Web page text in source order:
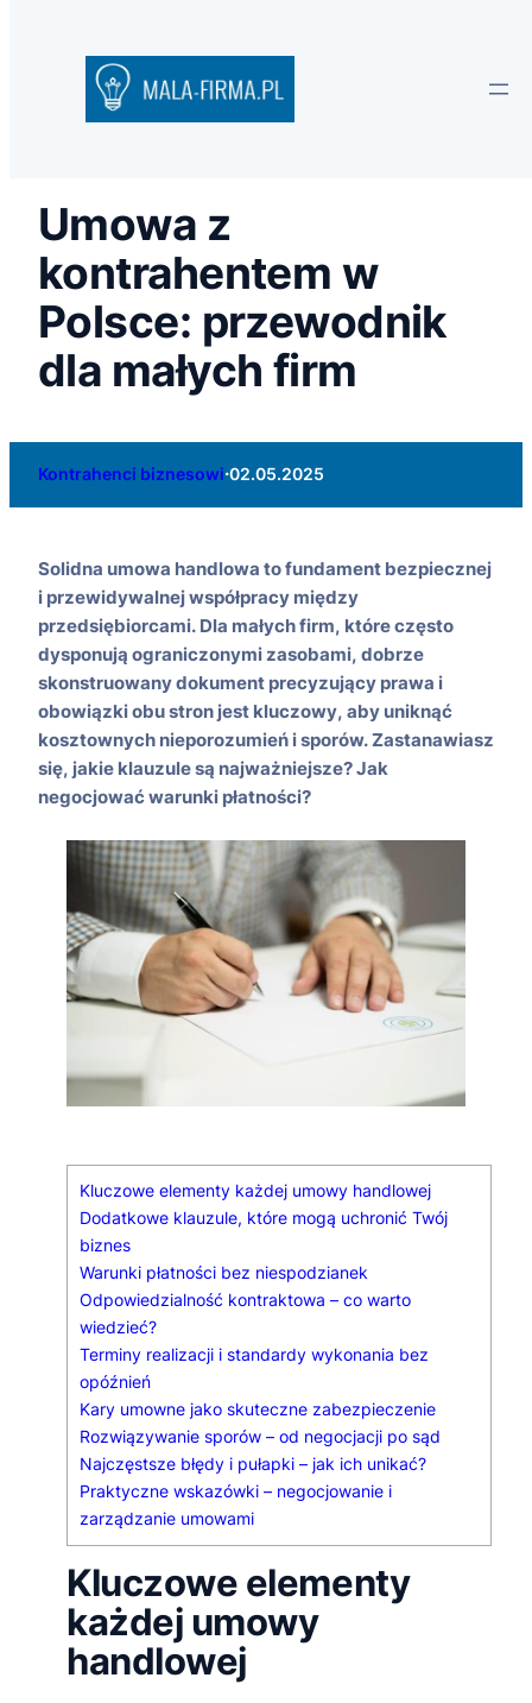
Umowa z
kontrahentem w
Polsce: przewodnik
dla małych firm
Kontrahenci biznesowi·02.05.2025
Solidna umowa handlowa to fundament bezpiecznej
i przewidywalnej współpracy między
przedsiębiorcami. Dla małych firm, które często
dysponują ograniczonymi zasobami, dobrze
skonstruowany dokument precyzujący prawa i
obowiązki obu stron jest kluczowy, aby uniknąć
kosztownych nieporozumień i sporów. Zastanawiasz
się, jakie klauzule są najważniejsze? Jak
negocjować warunki płatności?
Kluczowe elementy każdej umowy handlowej
Dodatkowe klauzule, które mogą uchronić Twój
biznes
Warunki płatności bez niespodzianek
Odpowiedzialność kontraktowa – co warto
wiedzieć?
Terminy realizacji i standardy wykonania bez
opóźnień
Kary umowne jako skuteczne zabezpieczenie
Rozwiązywanie sporów – od negocjacji po sąd
Najczęstsze błędy i pułapki – jak ich unikać?
Praktyczne wskazówki – negocjowanie i
zarządzanie umowami
Kluczowe elementy
każdej umowy
handlowej